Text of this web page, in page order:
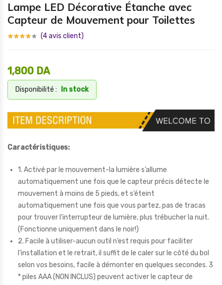
Lampe LED Décorative Étanche avec
Capteur de Mouvement pour Toilettes
(4avis client)
1,800 DA
Disponibilité : In stock
Caractéristiques:
1. Activé par le mouvement-la lumière s’allume
automatiquement une fois que le capteur précis détecte le
mouvement à moins de 5 pieds, et s’éteint
automatiquement une fois que vous partez, pas de tracas
pour trouver l’interrupteur de lumière, plus trébucher la nuit.
(Fonctionne uniquement dans le noir!)
2. Facile à utiliser-aucun outil n’est requis pour faciliter
l’installation et le retrait, il suffit de le caler sur le côté du bol
selon vos besoins, facile à démonter en quelques secondes. 3
* piles AAA (NON INCLUS) peuvent activer le capteur de